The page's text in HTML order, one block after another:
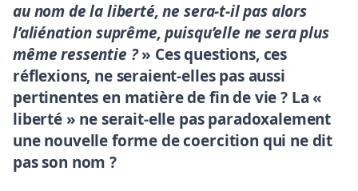
au nom de la liberté, ne sera-t-il pas alors
l’aliénation suprême, puisqu’elle ne sera plus
même ressentie ?» Ces questions, ces
réflexions, ne seraient-elles pas aussi
pertinentes en matière de fin de vie ? La «
liberté » ne serait-elle pas paradoxalement
une nouvelle forme de coercition qui ne dit
pas son nom ?